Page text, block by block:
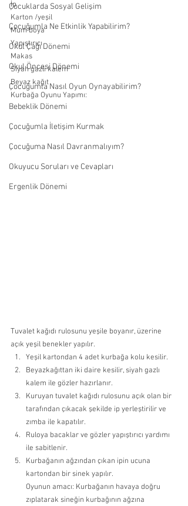
Çocuklarda Sosyal Gelişim
Çocuğumla Ne Etkinlik Yapabilirim?
Okul Çağı Dönemi
Okul Öncesi Dönemi
Çocuğumla Nasıl Oyun Oynayabilirim?
Bebeklik Dönemi
Çocuğumla İletişim Kurmak
Çocuğuma Nasıl Davranmalıyım?
Okuyucu Soruları ve Cevapları
Ergenlik Dönemi
İp
Karton /yeşil
Mum boya
Yapıştırıcı
Makas
Siyah gazlı kalem
Beyaz kağıt
Kurbağa Oyunu Yapımı:
Tuvalet kağıdı rulosunu yeşile boyanır, üzerine
açık yeşil benekler yapılır.
Yeşil kartondan 4 adet kurbağa kolu kesilir.
Beyazkağıttan iki daire kesilir, siyah gazlı
kalem ile gözler hazırlanır.
Kuruyan tuvalet kağıdı rulosunu açık olan bir
tarafından çıkacak şekilde ip yerleştirilir ve
zımba ile kapatılır.
Ruloya bacaklar ve gözler yapıştırıcı yardımı
ile sabitlenir.
Kurbağanın ağzından çıkan ipin ucuna
kartondan bir sinek yapılır.
Oyunun amacı: Kurbağanın havaya doğru
zıplatarak sineğin kurbağının ağzına